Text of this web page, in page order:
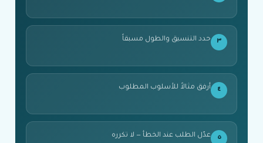
٣ حدد التنسيق والطول مسبقاً
٤ أرفق مثالاً للأسلوب المطلوب
٥ عدّل الطلب عند الخطأ — لا تكرره